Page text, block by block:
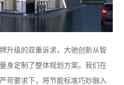
升级的双重诉求，大驰创新从智
身定制了整体规划方案。我们在
苛要求下，将节能标准巧妙融入